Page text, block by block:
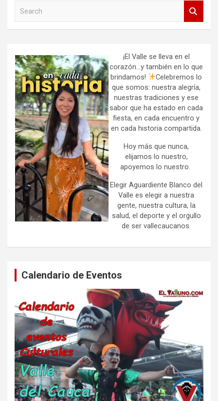
h
¡El Valle se lleva en el
corazón…y también en lo que
brindamos!
Celebremos lo
que somos: nuestra alegría,
nuestras tradiciones y ese
sabor que ha estado en cada
fiesta, en cada encuentro y
en cada historia compartida.
Hoy más que nunca,
elijamos lo nuestro,
apoyemos lo nuestro.
Elegir Aguardiente Blanco del
Valle es elegir a nuestra
gente, nuestra cultura, la
salud, el deporte y el orgullo
de ser vallecaucanos.
Calendario de Eventos